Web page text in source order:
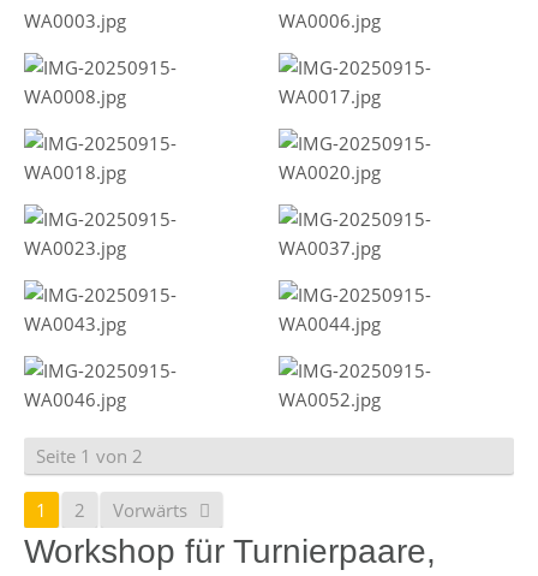
Seite 1 von 2
1 2 Vorwärts
Workshop für Turnierpaare,